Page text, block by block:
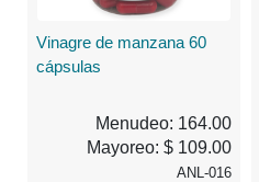
Vinagre de manzana 60
cápsulas
Menudeo: 164.00
Mayoreo: $ 109.00
ANL-016